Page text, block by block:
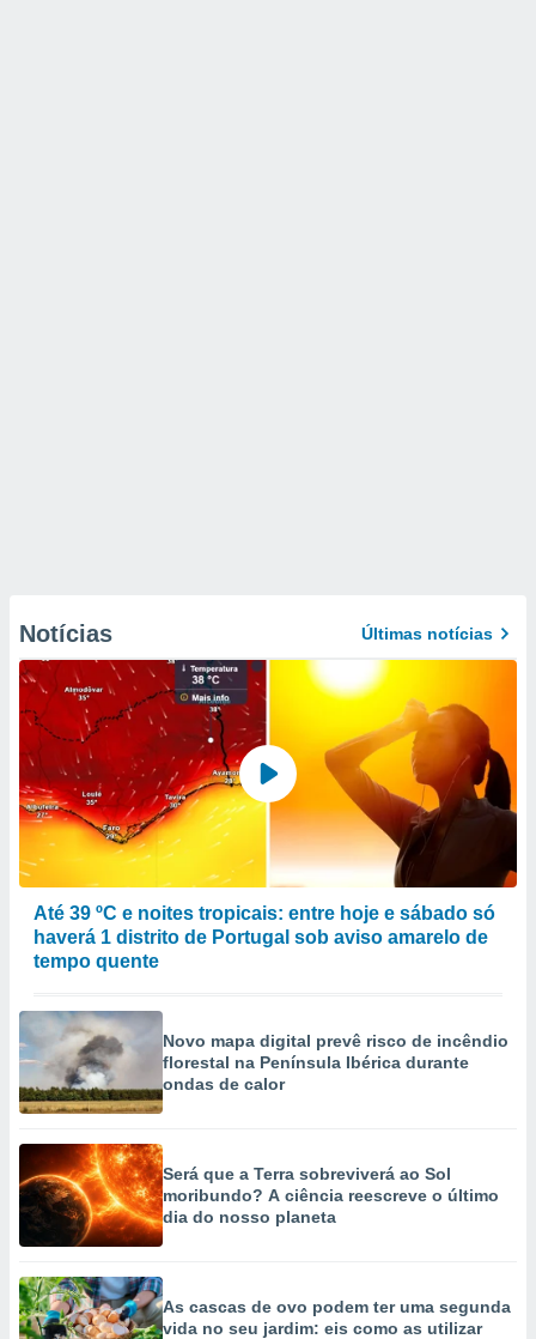
Notícias Últimas notícias
Até 39 ºC e noites tropicais: entre hoje e sábado só
haverá 1 distrito de Portugal sob aviso amarelo de
tempo quente
Novo mapa digital prevê risco de incêndio
florestal na Península Ibérica durante
ondas de calor
Será que a Terra sobreviverá ao Sol
moribundo? A ciência reescreve o último
dia do nosso planeta
As cascas de ovo podem ter uma segunda
vida no seu jardim: eis como as utilizar